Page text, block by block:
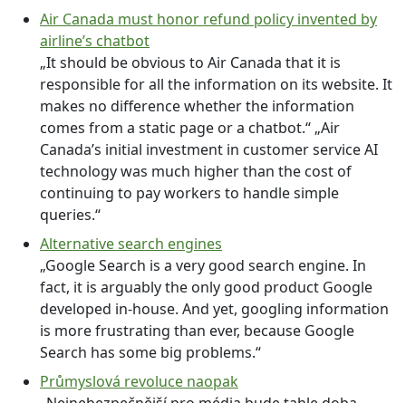
Air Canada must honor refund policy invented by
airline’s chatbot
„It should be obvious to Air Canada that it is
responsible for all the information on its website. It
makes no difference whether the information
comes from a static page or a chatbot.“ „Air
Canada’s initial investment in customer service AI
technology was much higher than the cost of
continuing to pay workers to handle simple
queries.“
Alternative search engines
„Google Search is a very good search engine. In
fact, it is arguably the only good product Google
developed in-house. And yet, googling information
is more frustrating than ever, because Google
Search has some big problems.“
Průmyslová revoluce naopak